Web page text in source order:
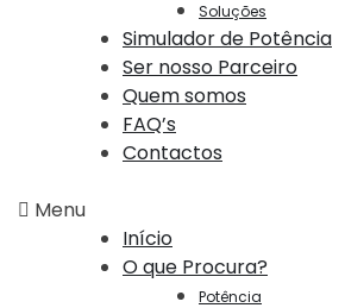
Soluções
Simulador de Potência
Ser nosso Parceiro
Quem somos
FAQ’s
Contactos
Menu
Início
O que Procura?
Potência